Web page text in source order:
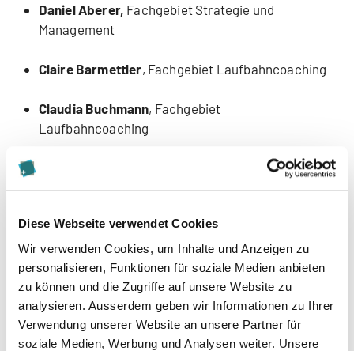
Diese Webseite verwendet Cookies
Wir verwenden Cookies, um Inhalte und Anzeigen zu
personalisieren, Funktionen für soziale Medien anbieten
zu können und die Zugriffe auf unsere Website zu
analysieren. Ausserdem geben wir Informationen zu Ihrer
Verwendung unserer Website an unsere Partner für
soziale Medien, Werbung und Analysen weiter. Unsere
Daniel Aberer, Fachgebiet Strategie und
Management
Claire Barmettler, Fachgebiet Laufbahncoaching
Claudia Buchmann, Fachgebiet
Laufbahncoaching
, Fachgebiet Evidenzbasierte
Konzepte erstellen
Curdin Duschletta, Fachgebiet Gestaltung von
Lern- und Entwicklungsprozessen
Anita Fetz, Fachgebiet Erfolgreiches Verhandeln
Benno Frei, Fachgebiet Mehrwertsteuer / VAT